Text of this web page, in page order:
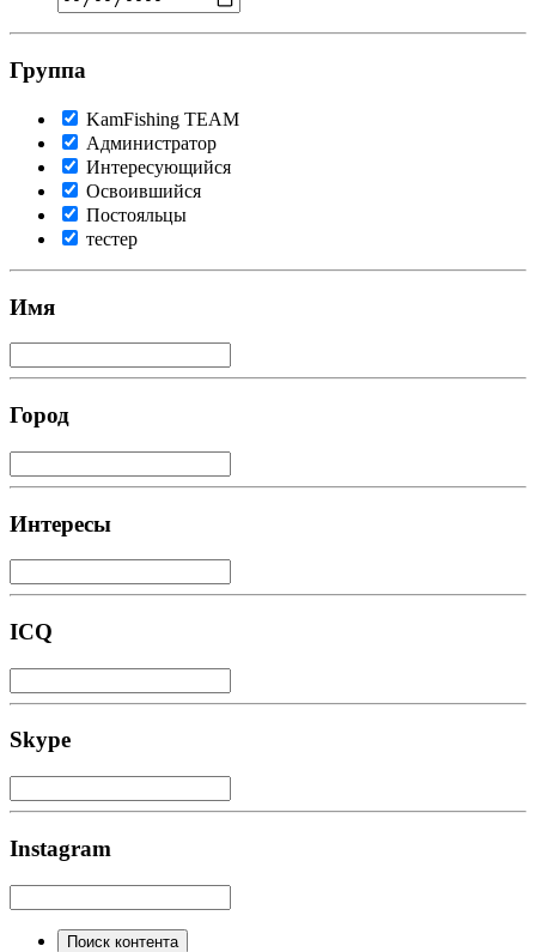
Группа
KamFishing TEАМ
Администратор
Интересующийся
Освоившийся
Постояльцы
тестер
Имя
Город
Интересы
ICQ
Skype
Instagram
Поиск контента